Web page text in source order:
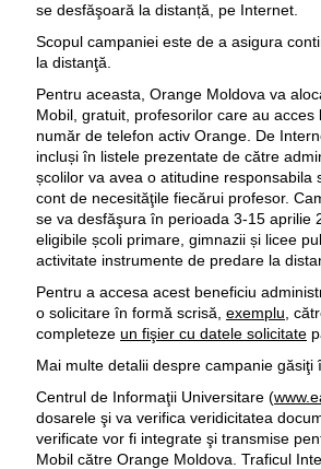
se desfăşoară la distanță, pe Internet.
Scopul campaniei este de a asigura
la distanţă.
Pentru aceasta, Orange Moldova va
Mobil, gratuit, profesorilor care au acces
număr de telefon activ Orange. De
incluși în listele prezentate de către
școlilor va avea o atitudine responsabila
cont de necesităţile fiecărui profesor.
se va desfăşura în perioada 3-15 aprilie
eligibile școli primare, gimnazii și licee
activitate instrumente de predare la
Pentru a accesa acest beneficiu
o solicitare în formă scrisă, exemplu ,
completeze un fişier cu datele solicitate
Mai multe detalii despre campanie găsiţi
Centrul de Informaţii Universitare (
dosarele şi va verifica veridicitatea
verificate vor fi integrate şi transmise
Mobil către Orange Moldova. Traficul